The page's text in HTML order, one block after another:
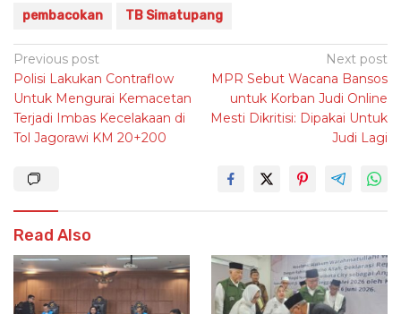
pembacokan TB Simatupang
Post
navigation
Previous post
Polisi Lakukan Contraflow
Untuk Mengurai Kemacetan
Terjadi Imbas Kecelakaan di
Tol Jagorawi KM 20+200
Next post
MPR Sebut Wacana Bansos
untuk Korban Judi Online
Mesti Dikritisi: Dipakai Untuk
Judi Lagi
Read Also